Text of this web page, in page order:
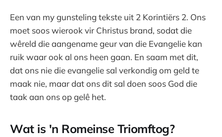
Een van my gunsteling tekste uit 2 Korintiërs 2. Ons
moet soos wierook vir Christus brand, sodat die
wêreld die aangename geur van die Evangelie kan
ruik waar ook al ons heen gaan. En saam met dit,
dat ons nie die evangelie sal verkondig om geld te
maak nie, maar dat ons dit sal doen soos God die
taak aan ons op gelê het.
Wat is 'n Romeinse Triomftog?